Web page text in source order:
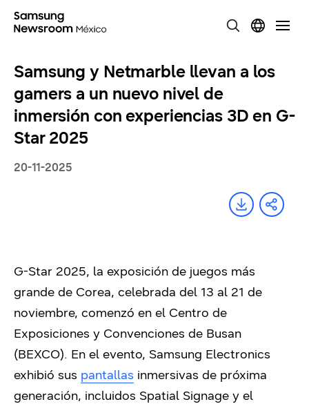
Samsung y Netmarble llevan a los
gamers a un nuevo nivel de
inmersión con experiencias 3D en G-
Star 2025
20-11-2025
G-Star 2025, la exposición de juegos más
grande de Corea, celebrada del 13 al 21 de
noviembre, comenzó en el Centro de
Exposiciones y Convenciones de Busan
(BEXCO). En el evento, Samsung Electronics
exhibió sus pantallas inmersivas de próxima
generación, incluidos Spatial Signage y el